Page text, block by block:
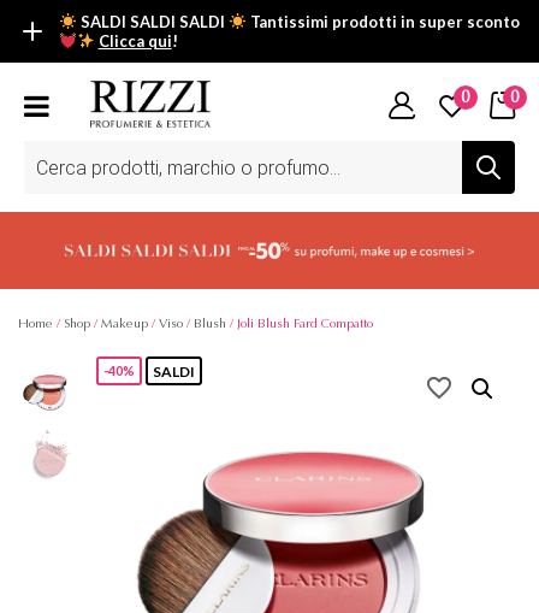
SALDI SALDI SALDI
Tantissimi prodotti in super sconto
Clicca qui!
SALDI SALDI SALDI
Fino al -50% su tantissimi prodotti beauty nella sezione saldi: il
Scopri tutti i prodotti in super saldo!Clicca qui
prodotti
0 0
Home / Shop / Makeup / Viso / Blush / Joli Blush Fard Compatto
-40% SALDI